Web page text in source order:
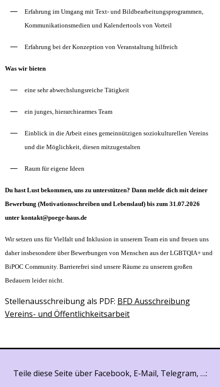
Erfahrung im Umgang mit Text- und Bildbearbeitungsprogrammen,
Kommunikationsmedien und Kalendertools von Vorteil
Erfahrung bei der Konzeption von Veranstaltung hilfreich
Was wir bieten
eine sehr abwechslungsreiche Tätigkeit
ein junges, hierarchiearmes Team
Einblick in die Arbeit eines gemeinnützigen soziokulturellen Vereins
und die Möglichkeit, diesen mitzugestalten
Raum für eigene Ideen
Du hast Lust bekommen, uns zu unterstützen? Dann melde dich mit deiner
Bewerbung (Motivationsschreiben und Lebenslauf) bis zum 31.07.2026
unter kontakt@poege-haus.de
Wir setzen uns für Vielfalt und Inklusion in unserem Team ein und freuen uns
daher insbesondere über Bewerbungen von Menschen aus der LGBTQIA+ und
BiPOC Community. Barrierefrei sind unsere Räume zu unserem großen
Bedauern leider nicht.
Stellenausschreibung als PDF: BFD Ausschreibung
Vereins- und Öffentlichkeitsarbeit
Teile diese Seite über Facebook, E-Mail, Telegram, …: